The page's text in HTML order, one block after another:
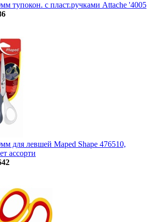
тупокон. с пласт.ручками Attache '4005
для левшей Maped Shape 476510,
ассорти